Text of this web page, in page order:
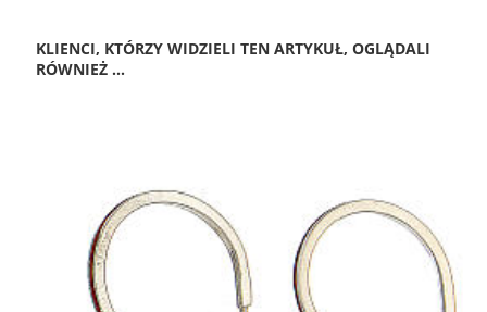
KLIENCI, KTÓRZY WIDZIELI TEN ARTYKUŁ, OGLĄDALI
RÓWNIEŻ ...